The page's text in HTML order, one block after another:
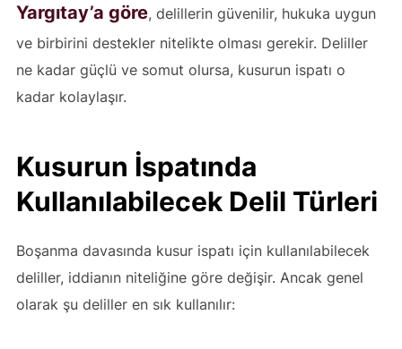
Yargıtay’a göre, delillerin güvenilir, hukuka uygun
ve birbirini destekler nitelikte olması gerekir. Deliller
ne kadar güçlü ve somut olursa, kusurun ispatı o
kadar kolaylaşır.
Kusurun İspatında
Kullanılabilecek Delil Türleri
Boşanma davasında kusur ispatı için kullanılabilecek
deliller, iddianın niteliğine göre değişir. Ancak genel
olarak şu deliller en sık kullanılır: